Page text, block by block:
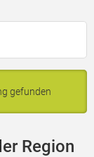
gefunden
Region